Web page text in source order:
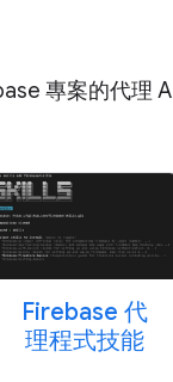
專案的代理 AI
Firebase 代
理程式技能